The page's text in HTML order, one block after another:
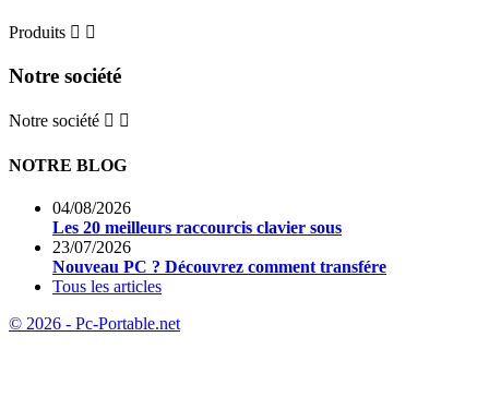
Produits  
Notre société
Notre société  
NOTRE BLOG
04/08/2026
Les 20 meilleurs raccourcis clavier sous
23/07/2026
Nouveau PC ? Découvrez comment transfére
Tous les articles
© 2026 - Pc-Portable.net